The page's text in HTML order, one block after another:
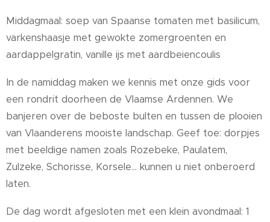
Middagmaal: soep van Spaanse tomaten met basilicum,
varkenshaasje met gewokte zomergroenten en
aardappelgratin, vanille ijs met aardbeiencoulis
In de namiddag maken we kennis met onze gids voor
een rondrit doorheen de Vlaamse Ardennen. We
banjeren over de beboste bulten en tussen de plooien
van Vlaanderens mooiste landschap. Geef toe: dorpjes
met beeldige namen zoals Rozebeke, Paulatem,
Zulzeke, Schorisse, Korsele... kunnen u niet onberoerd
laten.
De dag wordt afgesloten met een klein avondmaal: 1